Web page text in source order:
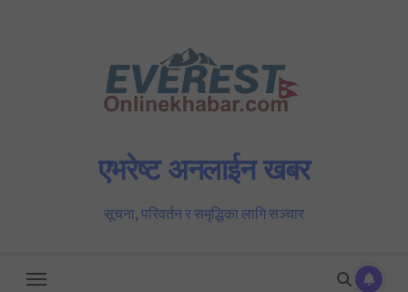
एभरेष्ट अनलाईन खबर
सूचना, परिवर्तन र समृद्धिका लागि सञ्चार